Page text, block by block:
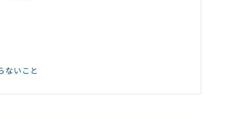
ないこと